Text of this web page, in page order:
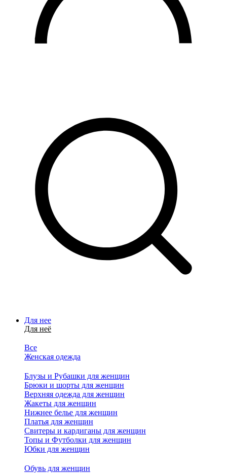
Для нее
Для неё
Все
Женская одежда
Блузы и Рубашки для женщин
Брюки и шорты для женщин
Верхняя одежда для женщин
Жакеты для женщин
Нижнее белье для женщин
Платья для женщин
Свитеры и кардиганы для женщин
Топы и Футболки для женщин
Юбки для женщин
Обувь для женщин